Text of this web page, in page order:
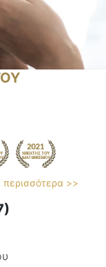
περισσότερα >>